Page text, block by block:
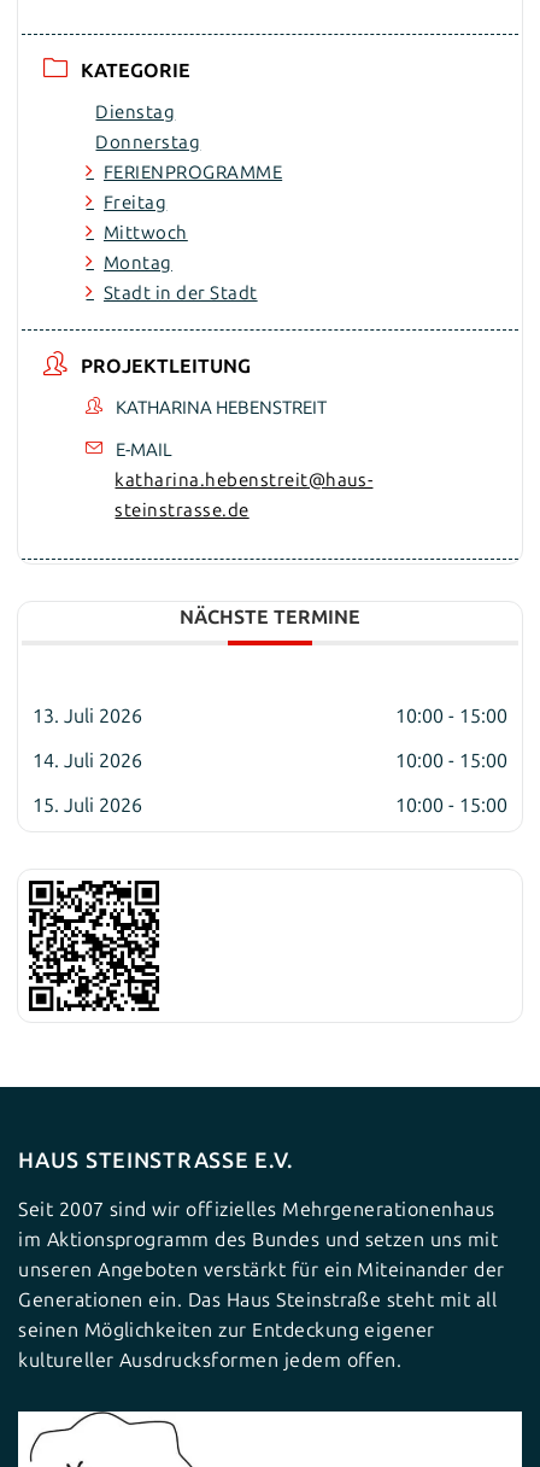
KATEGORIE
Dienstag
Donnerstag
FERIENPROGRAMME
Freitag
Mittwoch
Montag
Stadt in der Stadt
PROJEKTLEITUNG
KATHARINA HEBENSTREIT
E-MAIL
katharina.hebenstreit@haus-
steinstrasse.de
NÄCHSTE TERMINE
13. Juli 2026
10:00 - 15:00
14. Juli 2026
10:00 - 15:00
15. Juli 2026
10:00 - 15:00
HAUS STEINSTRASSE E.V.
Seit 2007 sind wir offizielles Mehrgenerationenhaus
im Aktionsprogramm des Bundes und setzen uns mit
unseren Angeboten verstärkt für ein Miteinander der
Generationen ein. Das Haus Steinstraße steht mit all
seinen Möglichkeiten zur Entdeckung eigener
kultureller Ausdrucksformen jedem offen.